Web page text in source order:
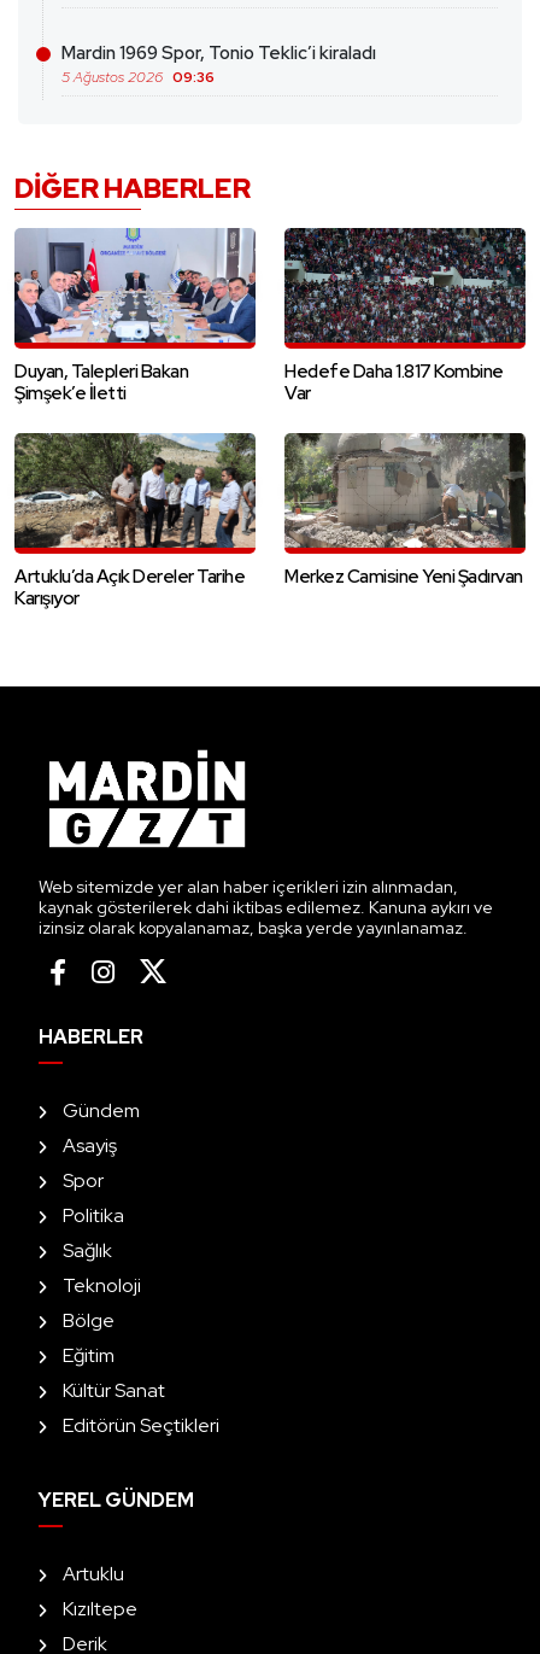
Mardin 1969 Spor, Tonio Teklic’i kiraladı
5 Ağustos 2026 09:36
DIĞER HABERLER
Duyan, Talepleri Bakan
Şimşek’e İletti
Hedefe Daha 1.817 Kombine
Var
Artuklu’da Açık Dereler Tarihe
Karışıyor
Merkez Camisine Yeni Şadırvan
Web sitemizde yer alan haber içerikleri izin alınmadan,
kaynak gösterilerek dahi iktibas edilemez. Kanuna aykırı ve
izinsiz olarak kopyalanamaz, başka yerde yayınlanamaz.
HABERLER
Gündem
Asayiş
Spor
Politika
Sağlık
Teknoloji
Bölge
Eğitim
Kültür Sanat
Editörün Seçtikleri
YEREL GÜNDEM
Artuklu
Kızıltepe
Derik